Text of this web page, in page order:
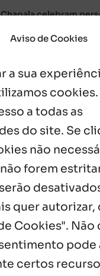
Aviso de Cookies
a sua
a todas as
do site. Se
não
forem
quer autorizar,
Cookies". Não
pode
certos
Chapala celebram
2026
Diária (07/08/2026)
de esperança:
de Chapala
e festa
Categoria